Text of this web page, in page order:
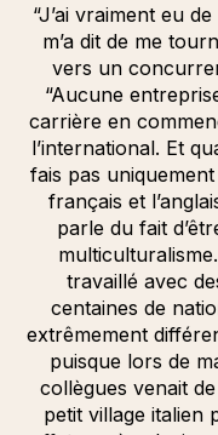
“J’ai vraiment eu
m’a dit de me
vers un
“Aucune
carrière en
l’international. Et
fais pas
français et
parle du fait
travaillé avec
centaines de
extrêmement
puisque lors de
collègues venait
petit village italien